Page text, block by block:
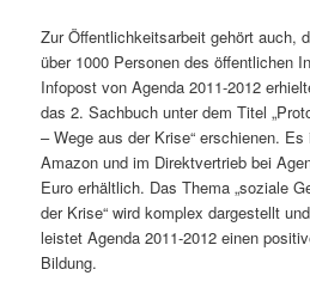
Zur Öffentlichkeitsarbeit gehört auch,
über 1000 Personen des öffentlichen
Infopost von Agenda 2011-2012
das 2. Sachbuch unter dem Titel
– Wege aus der Krise“ erschienen.
Amazon und im Direktvertrieb bei
Euro erhältlich. Das Thema „soziale
der Krise“ wird komplex dargestellt
leistet Agenda 2011-2012 einen
Bildung.